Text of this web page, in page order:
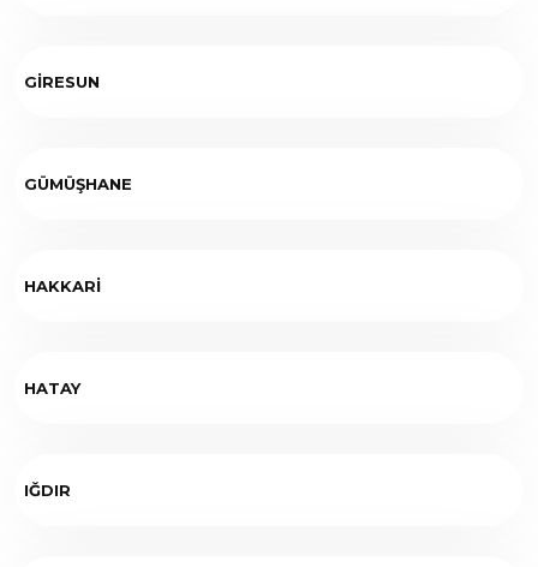
GİRESUN
GÜMÜŞHANE
HAKKARİ
HATAY
IĞDIR